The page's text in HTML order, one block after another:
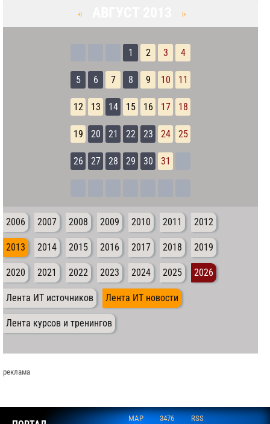
1 2 3 4
5 6 7 8 9 10 11
12 13 14 15 16 17 18
19 20 21 22 23 24 25
26 27 28 29 30 31
2006 2007 2008 2009 2010 2011 2012
2013 2014 2015 2016 2017 2018 2019
2020 2021 2022 2023 2024 2025 2026
Лента ИТ источников Лента ИТ новости
Лента курсов и тренингов
реклама
MAP 3476 RSS